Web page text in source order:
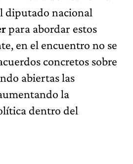
diputado nacional
para abordar estos
en el encuentro no se
concretos sobre
abiertas las
la
dentro del